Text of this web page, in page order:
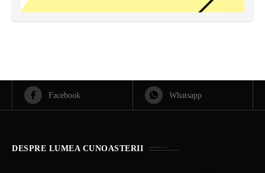
Facebook Whatsapp
DESPRE LUMEA CUNOASTERII